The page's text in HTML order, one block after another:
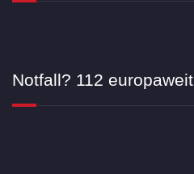
Notfall? 112 europaweit